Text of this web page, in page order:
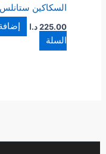
السكاكين
225.00 د.ا
السلة